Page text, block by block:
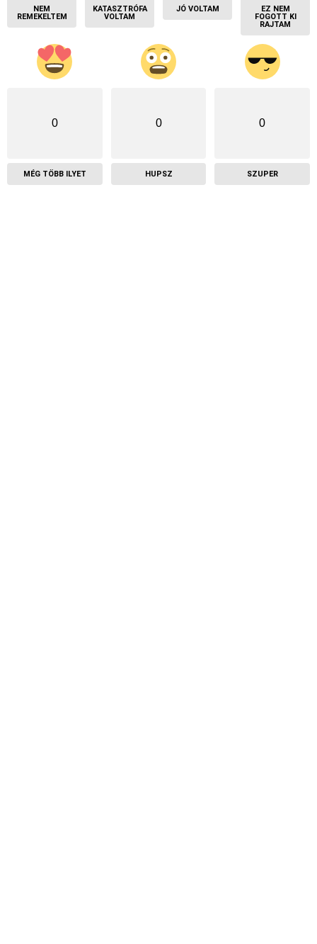
NEM
REMEKELTEM
KATASZTRÓFA
VOLTAM
JÓ VOLTAM
EZ NEM
FOGOTT KI
RAJTAM
0
MÉG TÖBB ILYET
0
HUPSZ
0
SZUPER